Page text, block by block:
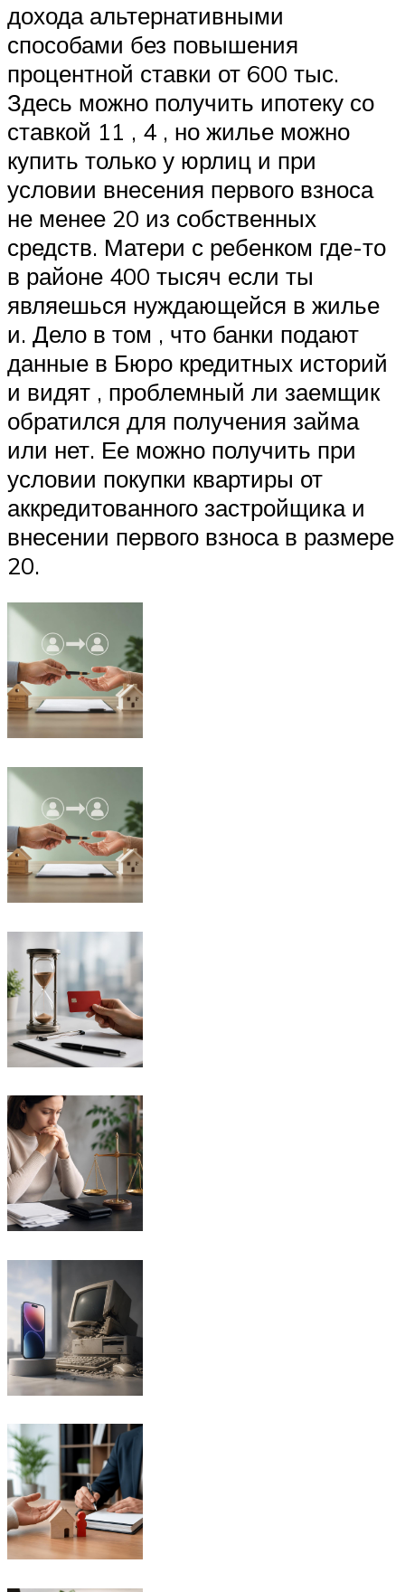
дохода альтернативными
способами без повышения
процентной ставки от 600 тыс.
Здесь можно получить ипотеку со
ставкой 11 , 4 , но жилье можно
купить только у юрлиц и при
условии внесения первого взноса
не менее 20 из собственных
средств. Матери с ребенком где-то
в районе 400 тысяч если ты
являешься нуждающейся в жилье
и. Дело в том , что банки подают
данные в Бюро кредитных историй
и видят , проблемный ли заемщик
обратился для получения займа
или нет. Ее можно получить при
условии покупки квартиры от
аккредитованного застройщика и
внесении первого взноса в размере
20.